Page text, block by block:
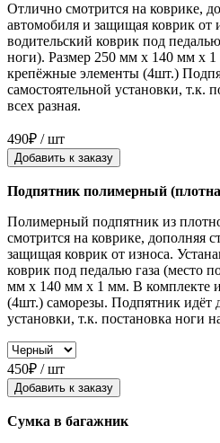
Отлично смотрится на коврике,
автомобиля и защищая коврик от
водительский коврик под
ноги). Размер 250 мм x 140 мм x
крепёжные элементы (4шт.)
самостоятельной установки, т.к.
всех разная.
490₽ / шт
Добавить к заказу
Подпятник полимерный
Полимерный подпятник из
смотрится на коврике, дополняя
защищая коврик от износа.
коврик под педалью газа (место
мм x 140 мм x 1 мм. В комплекте
(4шт.) саморезы. Подпятник идёт
установки, т.к. постановка ноги
450₽ / шт
Добавить к заказу
Сумка в багажник